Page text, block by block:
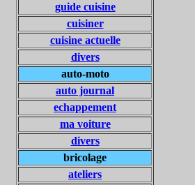
guide cuisine
cuisiner
cuisine actuelle
divers
auto-moto
auto journal
echappement
ma voiture
divers
bricolage
ateliers